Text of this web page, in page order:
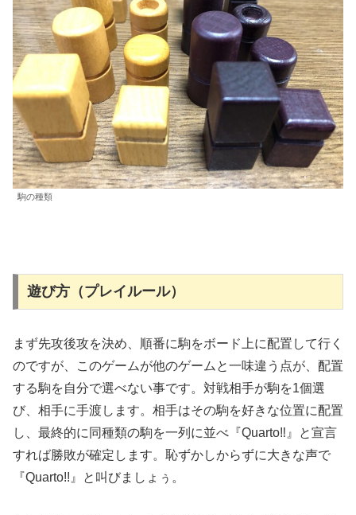
駒の種類
遊び方（プレイルール）
まず先攻後攻を決め、順番に駒をボード上に配置して行く
のですが、このゲームが他のゲームと一味違う点が、配置
する駒を自分で選べない事です。対戦相手が駒を1個選
び、相手に手渡します。相手はその駒を好きな位置に配置
し、最終的に同種類の駒を一列に並べ『Quarto‼』と宣言
すれば勝敗が確定します。恥ずかしからずに大きな声で
『Quarto!!』と叫びましょぅ。